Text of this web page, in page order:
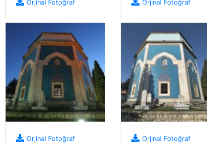
Orjinal Fotoğraf Orjinal Fotoğraf
Orjinal Fotoğraf Orjinal Fotoğraf